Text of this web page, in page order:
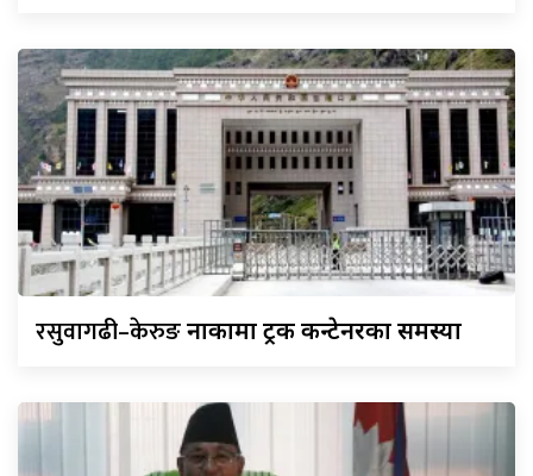
रसुवागढी–केरुङनाकामा ट्रक कन्टेनरका समस्या